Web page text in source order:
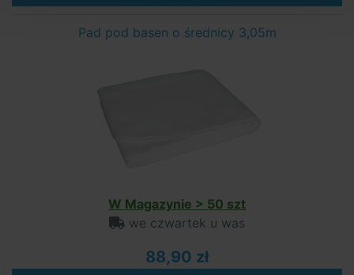
Pad pod basen o średnicy 3,05m
W Magazynie > 50 szt
we czwartek u was
88,90 zł